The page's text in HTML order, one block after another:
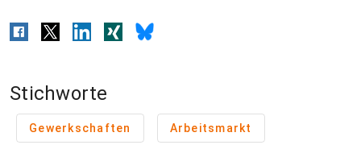
Stichworte
Gewerkschaften Arbeitsmarkt